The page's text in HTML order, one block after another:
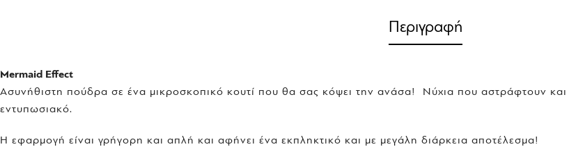
Περιγραφή
Mermaid Effect
Ασυνήθιστη πούδρα σε ένα μικροσκοπικό κουτί που θα σας κόψει την ανάσα! Νύχια που αστράφτουν
εντυπωσιακό.
Η εφαρμογή είναι γρήγορη και απλή και αφήνει ένα εκπληκτικό και με μεγάλη διάρκεια αποτέλεσμα!